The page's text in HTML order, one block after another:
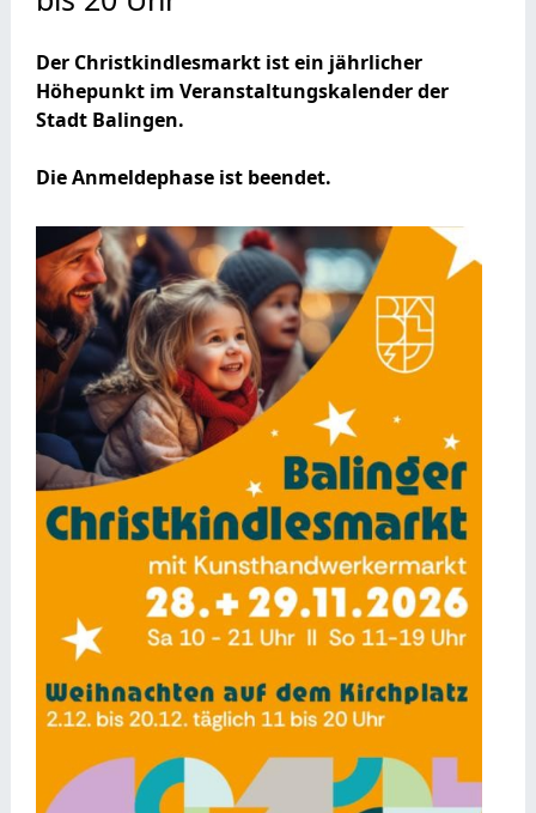
Der Christkindlesmarkt ist ein jährlicher
Höhepunkt im Veranstaltungskalender der
Stadt Balingen.
Die Anmeldephase ist beendet.